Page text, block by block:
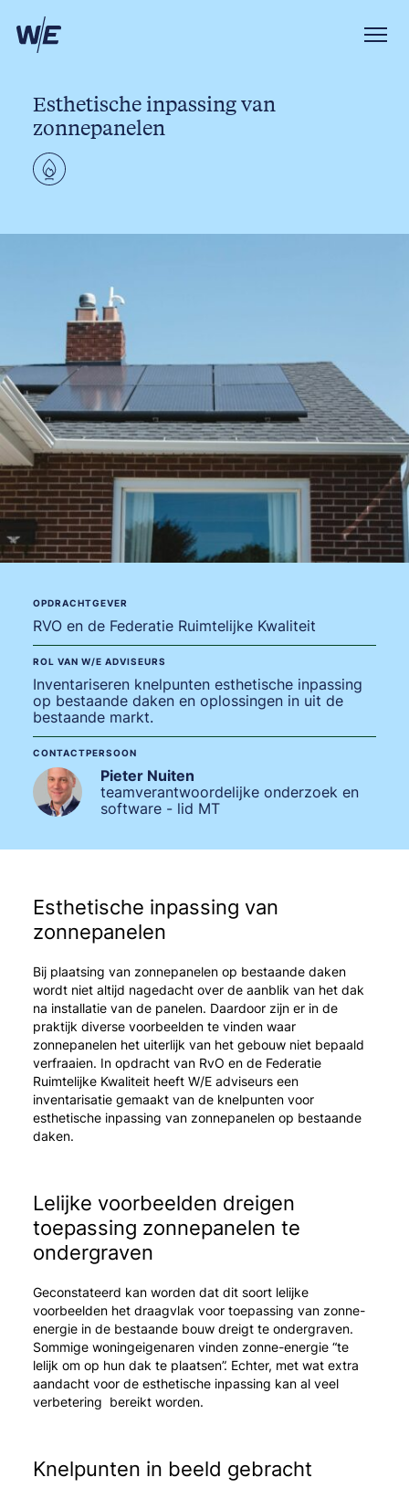
Esthetische inpassing van
zonnepanelen
OPDRACHTGEVER
RVO en de Federatie Ruimtelijke Kwaliteit
ROL VAN W/E ADVISEURS
Inventariseren knelpunten esthetische inpassing
op bestaande daken en oplossingen in uit de
bestaande markt.
CONTACTPERSOON
Pieter Nuiten
teamverantwoordelijke onderzoek en
software - lid MT
Esthetische inpassing van
zonnepanelen
Bij plaatsing van zonnepanelen op bestaande daken
wordt niet altijd nagedacht over de aanblik van het dak
na installatie van de panelen. Daardoor zijn er in de
praktijk diverse voorbeelden te vinden waar
zonnepanelen het uiterlijk van het gebouw niet bepaald
verfraaien. In opdracht van RvO en de Federatie
Ruimtelijke Kwaliteit heeft W/E adviseurs een
inventarisatie gemaakt van de knelpunten voor
esthetische inpassing van zonnepanelen op bestaande
daken.
Lelijke voorbeelden dreigen
toepassing zonnepanelen te
ondergraven
Geconstateerd kan worden dat dit soort lelijke
voorbeelden het draagvlak voor toepassing van zonne-
energie in de bestaande bouw dreigt te ondergraven.
Sommige woningeigenaren vinden zonne-energie “te
lelijk om op hun dak te plaatsen”. Echter, met wat extra
aandacht voor de esthetische inpassing kan al veel
verbetering bereikt worden.
Knelpunten in beeld gebracht